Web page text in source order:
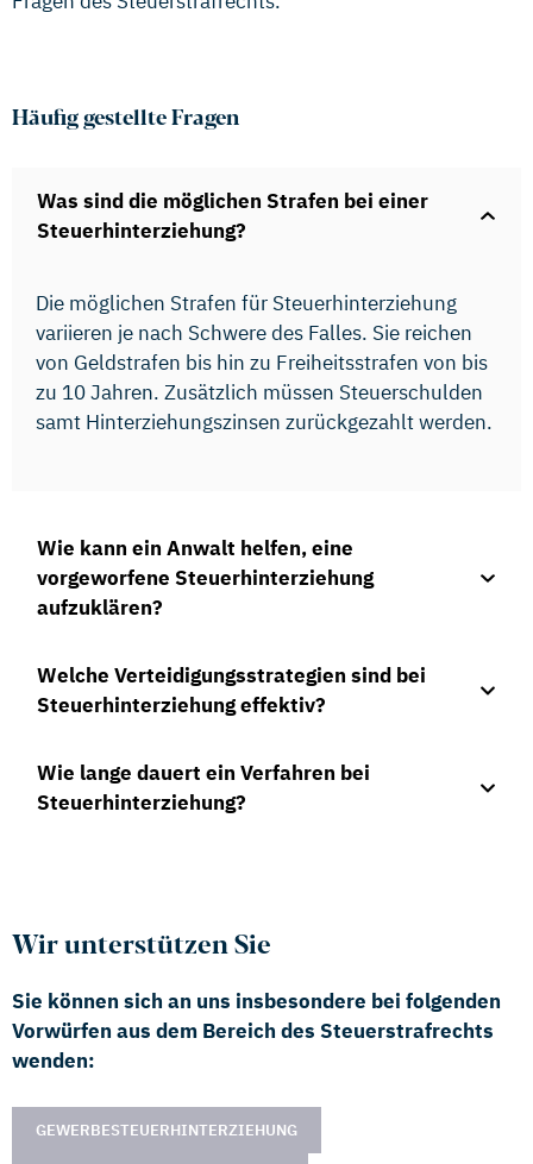
Häufig gestellte Fragen
Was sind die möglichen Strafen bei einer
Steuerhinterziehung?
Die möglichen Strafen für Steuerhinterziehung
variieren je nach Schwere des Falles. Sie reichen
von Geldstrafen bis hin zu Freiheitsstrafen von bis
zu 10 Jahren. Zusätzlich müssen Steuerschulden
samt Hinterziehungszinsen zurückgezahlt werden.
Wie kann ein Anwalt helfen, eine
vorgeworfene Steuerhinterziehung
aufzuklären?
Welche Verteidigungsstrategien sind bei
Steuerhinterziehung effektiv?
Wie lange dauert ein Verfahren bei
Steuerhinterziehung?
Wir unterstützen Sie
Sie können sich an uns insbesondere bei folgenden
Vorwürfen aus dem Bereich des Steuerstrafrechts
wenden:
GEWERBESTEUERHINTERZIEHUNG